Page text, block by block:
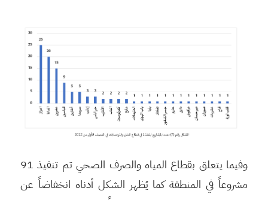
وفيما يتعلق بقطاع المياه والصرف الصحي تم تنفيذ 91
مشروعاً في المنطقة كما يُظهر الشكل أدناه انخفاضاً عن